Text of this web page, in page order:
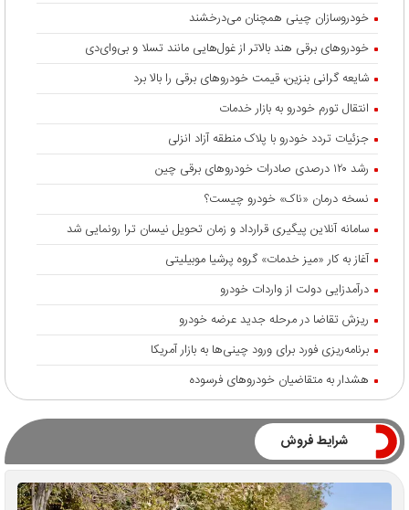
خودروسازان چینی همچنان می‌درخشند
خودروهای برقی هند بالاتر از غول‌هایی مانند تسلا و بی‌وای‌دی
شایعه گرانی بنزین، قیمت خودروهای برقی را بالا برد
انتقال تورم خودرو به بازار خدمات
جزئیات تردد خودرو با پلاک منطقه آزاد انزلی
رشد ۱۲۰ درصدی صادرات خودروهای برقی چین
نسخه درمان «ناک» خودرو چیست؟
سامانه آنلاین پیگیری قرارداد‌ و زمان تحویل نیسان ترا رونمایی شد
آغاز به کار «میز خدمات» گروه پرشیا موبیلیتی
درآمدزایی دولت از واردات خودرو
ریزش تقاضا در مرحله جدید عرضه خودرو
برنامه‌ریزی فورد برای ورود چینی‌ها به بازار آمریکا
هشدار به متقاضیان خودروهای فرسوده
شرایط فروش